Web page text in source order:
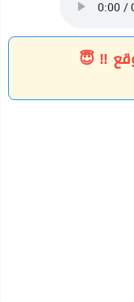
‼ 😇